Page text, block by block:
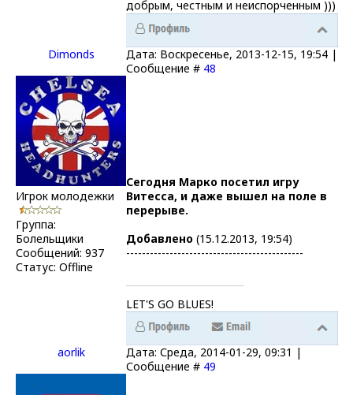
добрым, честным и неиспорченным )))
Dimonds
Дата: Воскресенье, 2013-12-15, 19:54 |
Сообщение # 48
Игрок молодежки
Группа:
Болельщики
Сообщений: 937
Статус: Offline
Сегодня Марко посетил игру
Витесса, и даже вышел на поле в
перерыве.
Добавлено (15.12.2013, 19:54)
---------------------------------------------
LET'S GO BLUES!
aorlik
Дата: Среда, 2014-01-29, 09:31 |
Сообщение # 49